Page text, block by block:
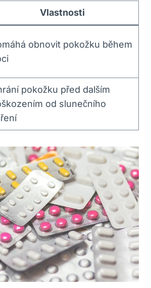
Vlastnosti
obnovit⁢ pokožku během
pokožku před dalším
od slunečního